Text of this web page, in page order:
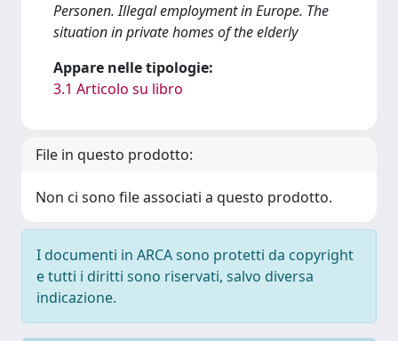
Personen. Illegal employment in Europe. The
situation in private homes of the elderly
Appare nelle tipologie:
3.1 Articolo su libro
File in questo prodotto:
Non ci sono file associati a questo prodotto.
I documenti in ARCA sono protetti da copyright
e tutti i diritti sono riservati, salvo diversa
indicazione.